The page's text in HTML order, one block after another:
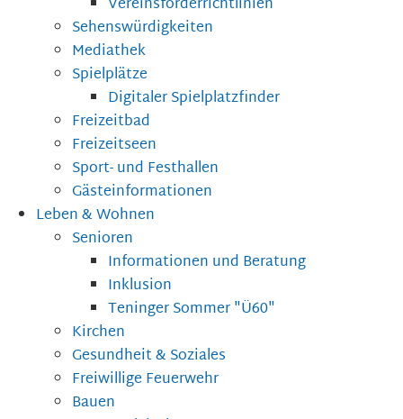
Sehenswürdigkeiten
Mediathek
Spielplätze
Digitaler Spielplatzfinder
Freizeitbad
Freizeitseen
Sport- und Festhallen
Gästeinformationen
Leben & Wohnen
Senioren
Informationen und Beratung
Inklusion
Teninger Sommer "Ü60"
Kirchen
Gesundheit & Soziales
Freiwillige Feuerwehr
Bauen